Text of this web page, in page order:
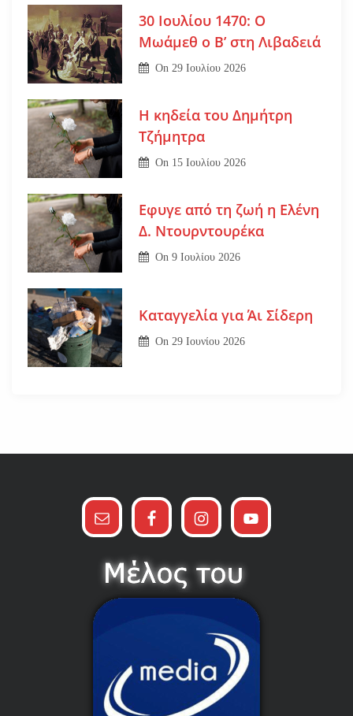
30 Ιουλίου 1470: Ο
Μωάμεθ ο Β’ στη Λιβαδειά
On29 Ιουλίου 2026
Η κηδεία του Δημήτρη
Τζήμητρα
On 15 Ιουλίου 2026
Εφυγε από τη ζωή η Ελένη
Δ. Ντουρντουρέκα
On9 Ιουλίου 2026
Καταγγελία για Άι Σίδερη
On 29 Ιουνίου 2026